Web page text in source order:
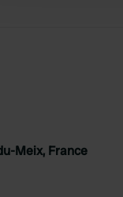
Meix, France